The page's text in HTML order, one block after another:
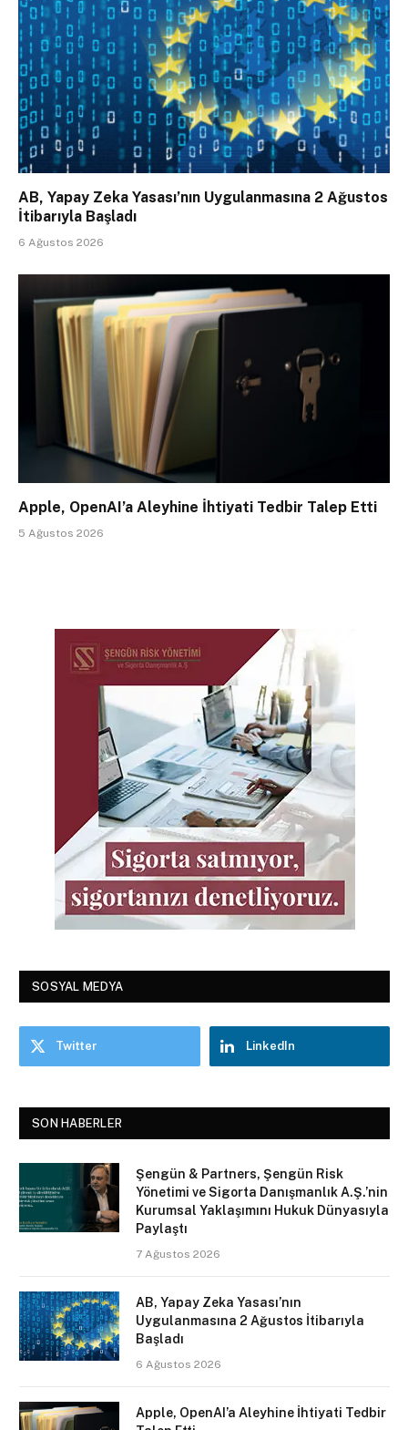
AB, Yapay Zeka Yasası’nın Uygulanmasına 2 Ağustos
İtibarıyla Başladı
6 Ağustos 2026
Apple, OpenAI’a Aleyhine İhtiyati Tedbir Talep Etti
5 Ağustos 2026
SOSYAL MEDYA
Twitter LinkedIn
SON HABERLER
Şengün & Partners, Şengün Risk
Yönetimi ve Sigorta Danışmanlık A.Ş.’nin
Kurumsal Yaklaşımını Hukuk Dünyasıyla
Paylaştı
7 Ağustos 2026
AB, Yapay Zeka Yasası’nın
Uygulanmasına 2 Ağustos İtibarıyla
Başladı
6 Ağustos 2026
Apple, OpenAI’a Aleyhine İhtiyati Tedbir